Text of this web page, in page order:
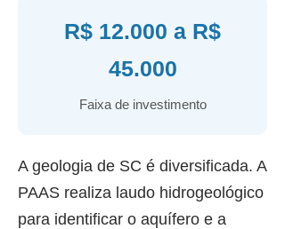
R$ 12.000 a R$
45.000
Faixa de investimento
A geologia de SC é diversificada. A
PAAS realiza laudo hidrogeológico
para identificar o aquífero e a